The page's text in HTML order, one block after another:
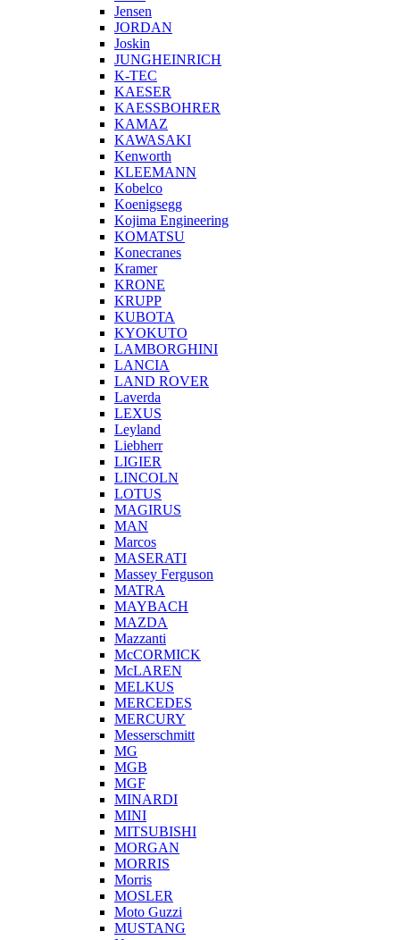
Jensen
JORDAN
Joskin
JUNGHEINRICH
K-TEC
KAESER
KAESSBOHRER
KAMAZ
KAWASAKI
Kenworth
KLEEMANN
Kobelco
Koenigsegg
Kojima Engineering
KOMATSU
Konecranes
Kramer
KRONE
KRUPP
KUBOTA
KYOKUTO
LAMBORGHINI
LANCIA
LAND ROVER
Laverda
LEXUS
Leyland
Liebherr
LIGIER
LINCOLN
LOTUS
MAGIRUS
MAN
Marcos
MASERATI
Massey Ferguson
MATRA
MAYBACH
MAZDA
Mazzanti
McCORMICK
McLAREN
MELKUS
MERCEDES
MERCURY
Messerschmitt
MG
MGB
MGF
MINARDI
MINI
MITSUBISHI
MORGAN
MORRIS
Morris
MOSLER
Moto Guzzi
MUSTANG